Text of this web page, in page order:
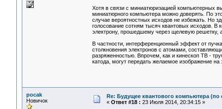
Хотя в связи с миниатюризацией компьютерных
миниатюрного компьютера можно доверять. По
случае вероятностных исходов не избежать. Но
голосование сотням тысяч квантовых исходов. В
электрону, прошедшему через щелевую решетку,
В частности, интерференционный эффект от
столкновения электронов с атомами,
разряженностью. Впрочем, как и кинескоп ТВ -
катода, могут передать желаемое изображение на
pocak
Новичок
Re: Будущее квантового компьютера (по
« Ответ #18 : 23 Июля 2014, 20:34:15 »